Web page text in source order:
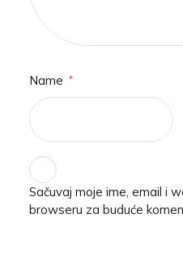
Name *
Sačuvaj moje ime, email i
browseru za buduće